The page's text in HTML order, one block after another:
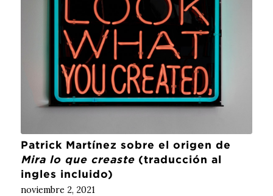
Patrick Martínez sobre el origen de
Mira lo que creaste(traducción al
ingles incluido)
noviembre 2, 2021